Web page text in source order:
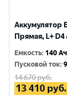
Аккумулятор
Прямая, L+ D4
Емкость: 140 Ач
Пусковой ток:
14 670руб.
13 410 руб.